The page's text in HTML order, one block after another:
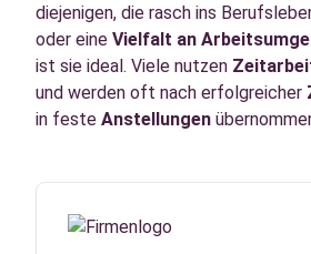
diejenigen, die rasch ins
oder eine Vielfalt an
ist sie ideal. Viele nutzen
und werden oft nach erfolgreicher
in feste Anstellungen